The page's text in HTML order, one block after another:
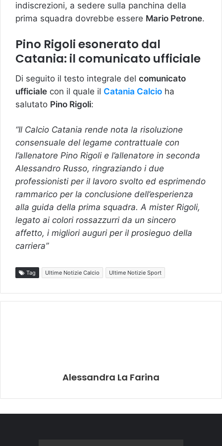
indiscrezioni, a sedere sulla panchina della
prima squadra dovrebbe essere Mario Petrone.
Pino Rigoli esonerato dal
Catania: il comunicato ufficiale
Di seguito il testo integrale del comunicato
ufficiale con il quale il Catania Calcio ha
salutato Pino Rigoli:
“Il Calcio Catania rende nota la risoluzione
consensuale del legame contrattuale con
l’allenatore Pino Rigoli e l’allenatore in seconda
Alessandro Russo, ringraziando i due
professionisti per il lavoro svolto ed esprimendo
rammarico per la conclusione dell’esperienza
alla guida della prima squadra. A mister Rigoli,
legato ai colori rossazzurri da un sincero
affetto, i migliori auguri per il prosieguo della
carriera”
Tag Ultime Notizie Calcio Ultime Notizie Sport
Alessandra La Farina